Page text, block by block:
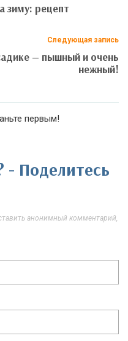
зиму: рецепт
Следующая запись
— пышный и очень
нежный!
первым!
- Поделитесь
анонимный комментарий,